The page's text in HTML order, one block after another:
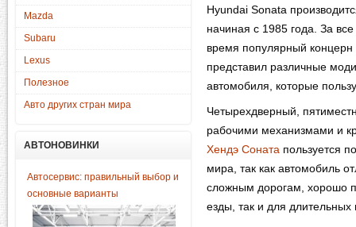
Mazda
Subaru
Lexus
Полезное
Авто других стран мира
АВТОНОВИНКИ
Автосервис: правильный выбор и
основные варианты
Hyundai Sonata
начиная с 1985 года. За все
время популярный концерн
представил различные
автомобиля, которые
Четырехдверный,
рабочими механизмами и
Хендэ Соната пользуется
мира, так как автомобиль
сложным дорогам, хорошо
езды, так и для длительных